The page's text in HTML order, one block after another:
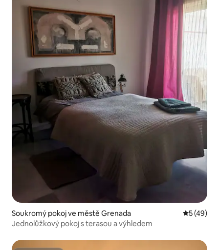
Soukromý pokoj ve městě Grenada Průměrné
5 (49)
Jednolůžkový pokoj s terasou a výhledem